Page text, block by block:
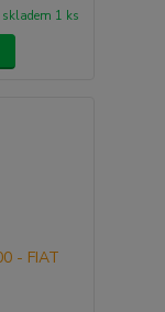
skladem 1 ks